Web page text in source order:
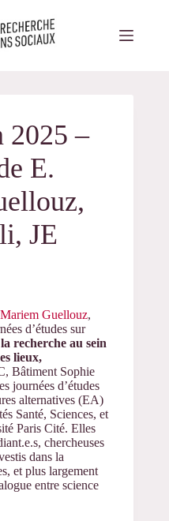
2025 –
E.
JE
Mariem Guellouz,
d’études sur
recherche au sein
lieux,
Bâtiment Sophie
journées d’études
alternatives (EA)
Santé, Sciences, et
Paris Cité. Elles
chercheuses
dans la
et plus largement
entre science